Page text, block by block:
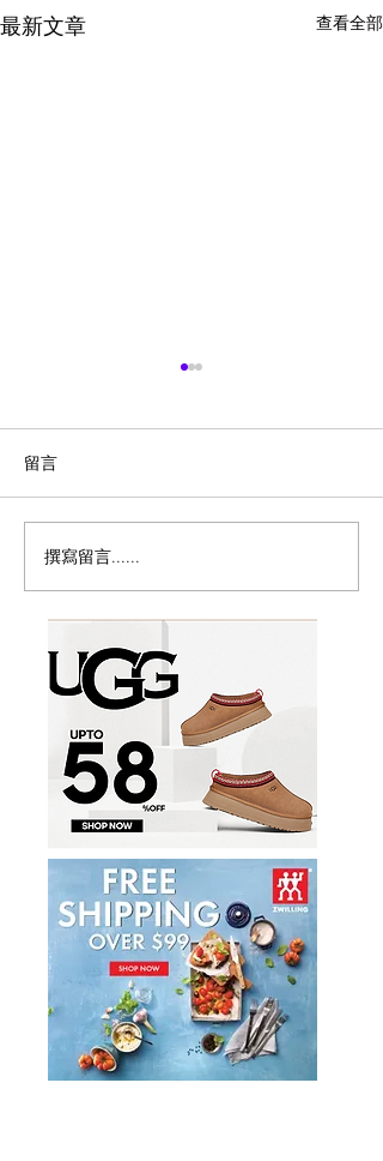
最新文章 查看全部
历史新低！Samsonite 新
秀丽 Winfield 2 全PC
20+28寸 黑色拉杆行李箱2
件套1.7折
留言
撰寫留言......